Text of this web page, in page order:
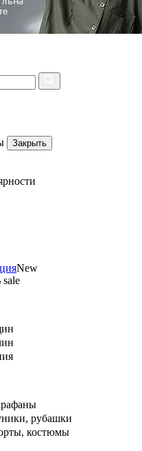
Закрыть
New
sale
рубашки
костюмы